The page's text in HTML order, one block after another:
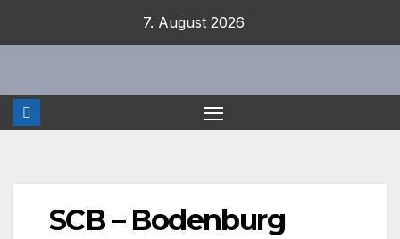
7. August 2026
SCB – Bodenburg